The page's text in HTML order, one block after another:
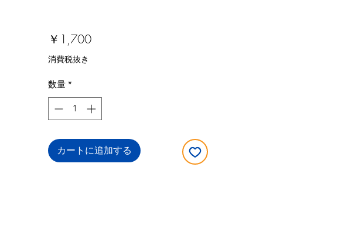
￥1,700価
消費税抜き
数量 *
カートに追加する